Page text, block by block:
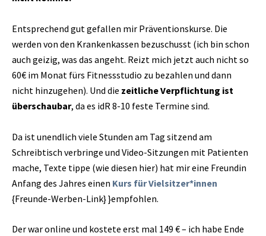
Entsprechend gut gefallen mir Präventionskurse. Die
werden von den Krankenkassen bezuschusst (ich bin schon
auch geizig, was das angeht. Reizt mich jetzt auch nicht so
60€ im Monat fürs Fitnessstudio zu bezahlen und dann
nicht hinzugehen). Und die zeitliche Verpflichtung ist
überschaubar, da es idR 8-10 feste Termine sind.
Da ist unendlich viele Stunden am Tag sitzend am
Schreibtisch verbringe und Video-Sitzungen mit Patienten
mache, Texte tippe (wie diesen hier) hat mir eine Freundin
Anfang des Jahres einen Kurs für Vielsitzer*innen
{Freunde-Werben-Link} }empfohlen.
Der war online und kostete erst mal 149 € – ich habe Ende